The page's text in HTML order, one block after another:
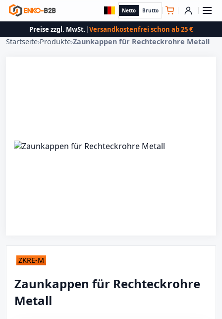
Netto Brutto
Preise zzgl. MwSt. |Versandkostenfrei schon ab 25 €
Startseite›Produkte›Zaunkappen für Rechteckrohre Metall
ZKRE-M
Zaunkappen für Rechteckrohre
Metall